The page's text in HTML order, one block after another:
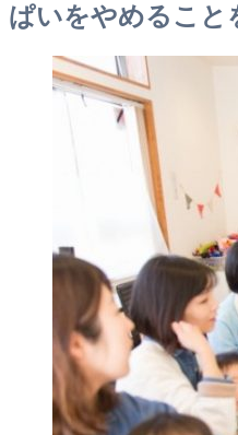
ぱいをやめること